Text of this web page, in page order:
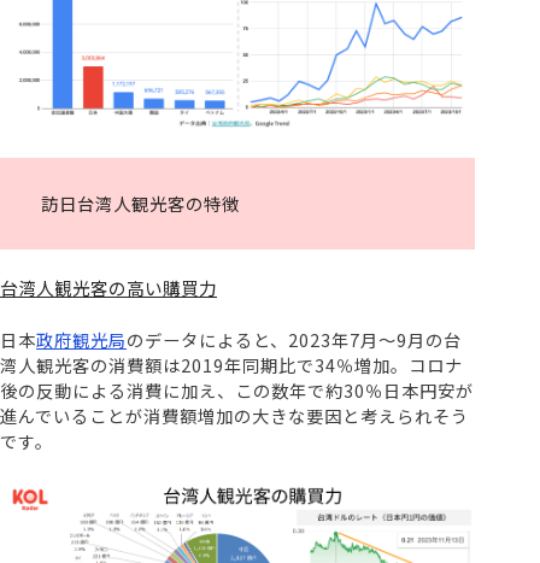
訪日台湾人観光客の特徴
台湾人観光客の高い購買力
日本政府観光局のデータによると、2023年7月〜9月の台
湾人観光客の消費額は2019年同期比で34％増加。コロナ
後の反動による消費に加え、この数年で約30％日本円安が
進んでいることが消費額増加の大きな要因と考えられそう
です。